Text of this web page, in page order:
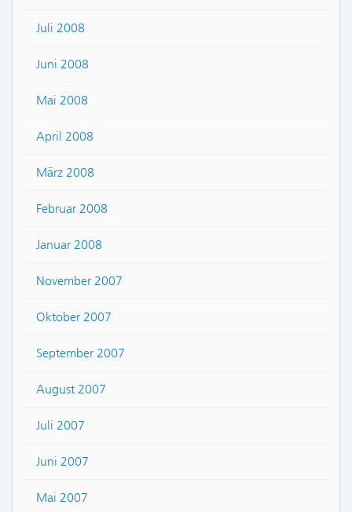
Juli 2008
Juni 2008
Mai 2008
April 2008
März 2008
Februar 2008
Januar 2008
November 2007
Oktober 2007
September 2007
August 2007
Juli 2007
Juni 2007
Mai 2007